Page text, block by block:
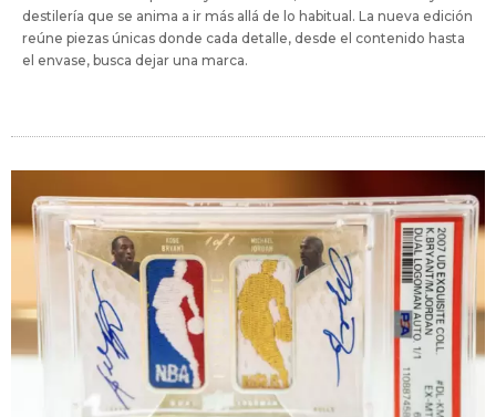
destilería que se anima a ir más allá de lo habitual. La nueva edición
reúne piezas únicas donde cada detalle, desde el contenido hasta
el envase, busca dejar una marca.